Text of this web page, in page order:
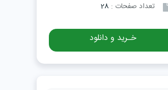
تعداد صفحات : 28
خـرید و دانلود